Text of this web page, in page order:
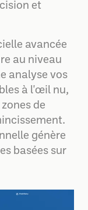
et
avancée
au niveau
analyse vos
à l'œil nu,
de
génère
basées sur